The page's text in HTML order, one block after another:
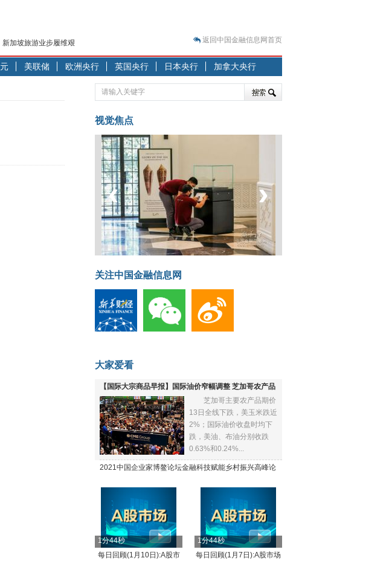
新加坡旅游业步履维艰
香港零售业如何浴火重生？
香港传统零售商的转型突围之旅
市场数据分析周报（2020. 07.27—2020.07.31）
同业存单、结构性存款玩起“跷跷板” 结构性失衡藏
300亿元 短端资金利率明显下行
冲击 债市回调十年期债表现最弱
逾3% 沪银及两粕涨势喜人
之星发射成功，全产业链解析
市场数据分析周报（2020. 08.17—2020.08.21）
返回中国金融信息网首页
美联储 欧洲央行 英国央行 日本央行 加拿大央行
视觉焦点
菲律宾：防疫降级
‹ ›
关注中国金融信息网
大家爱看
【国际大宗商品早报】国际油价窄幅调整 芝加哥农产品
全线下跌
芝加哥主要农产品期价
13日全线下跌，美玉米跌近
2%；国际油价收盘时均下
跌，美油、布油分别收跌
0.63%和0.24%...
2021中国企业家博鳌论坛金融科技赋能乡村振兴高峰论
1分44秒
每日回顾(1月10日):A股市
1分44秒
每日回顾(1月7日):A股市场